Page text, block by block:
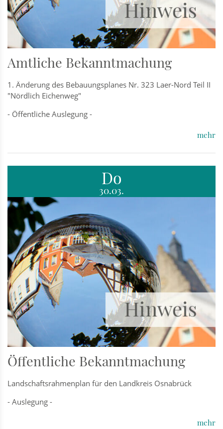
Amtliche Bekanntmachung
1. Änderung des Bebauungsplanes Nr. 323 Laer-Nord Teil II
"Nördlich Eichenweg"
- Öffentliche Auslegung -
mehr
Do
30.03.
Öffentliche Bekanntmachung
Landschaftsrahmenplan für den Landkreis Osnabrück
- Auslegung -
mehr